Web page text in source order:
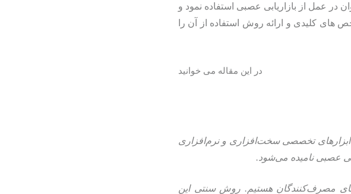
در عمل از بازاریابی عصبی استفاده نمود و
کلیدی و ارائه روش استفاده از آن را
در این مقاله می خوانید
ابزارهای تخصصی سخت‌افزاری و نرم‌افزاری
عصبی نامیده می‌شود.
مصرف‌کنندگان هستیم. روش سنتی این